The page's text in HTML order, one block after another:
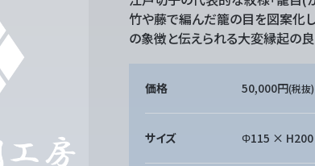
竹や藤で編んだ籠の目を図案化し
の象徴と伝えられる大変縁起の
価格 50,000円(税抜)
サイズ Φ115 × H200